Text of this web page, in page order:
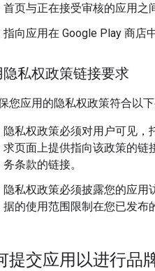
首页与正在接受审核的应用之
指向应用在 Google Play 商店
隐私权政策链接要求
您应用的隐私权政策符合以下
隐私权政策必须对用户可见，
求页面上提供指向该政策的链
务条款的链接。
隐私权政策必须披露您的应用
据的使用范围限制在您已发布
提交应用以进行品